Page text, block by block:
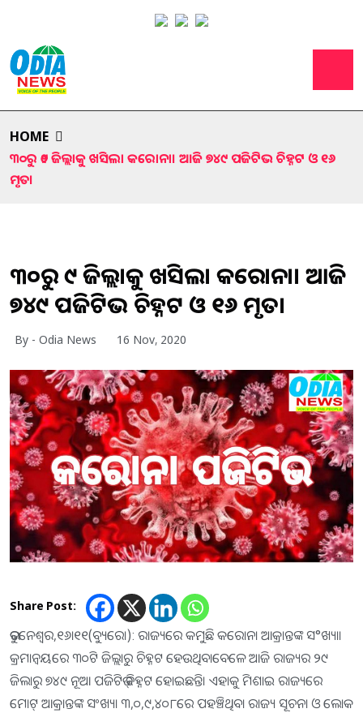
HOME
୩୦ରୁ ୨୯ ଜିଲ୍ଲାକୁ ଖସିଲା କରୋନା। ଆଜି ୭୪୯ ପଜିଟିଭ ଚିହ୍ନଟ ଓ ୧୬
ମୃତ।
୩୦ରୁ ୨୯ ଜିଲ୍ଲାକୁ ଖସିଲା କରୋନା। ଆଜି
୭୪୯ ପଜିଟିଭ ଚିହ୍ନଟ ଓ ୧୬ ମୃତ।
By - Odia News 16 Nov, 2020
Share Post:
ଭୁବନେଶ୍ୱର,୧୬ା୧୧(ବ୍ୟୁରୋ): ରାଜ୍ୟରେ କମୁଛି କରୋନା ଆକ୍ରାନ୍ତଙ୍କ ସ°ଖ୍ୟା।
କ୍ରମାନ୍ବୟରେ ୩୦ଟି ଜିଲ୍ଲାରୁ ଚିହ୍ନଟ ହେଉଥିବାବେଳେ ଆଜି ରାଜ୍ୟର ୨୯
ଜିଲାରୁ ୭୪୯ ନୂଆ ପଜିଟିଭ୍‌ ଚିହ୍ନଟ ହୋଇଛନ୍ତି। ଏହାକୁ ମିଶାଇ ରାଜ୍ୟରେ
ମୋଟ୍‌ ଆକ୍ରାନ୍ତଙ୍କ ସଂଖ୍ୟା ୩,୦,୯,୪୦୮ରେ ପହଞ୍ଚିଥିବା ରାଜ୍ୟ ସୂଚନା ଓ ଲୋକ